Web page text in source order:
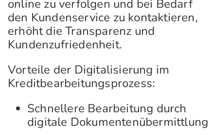
online zu verfolgen und bei Bedarf
den Kundenservice zu kontaktieren,
erhöht die Transparenz und
Kundenzufriedenheit.
Vorteile der Digitalisierung im
Kreditbearbeitungsprozess:
Schnellere Bearbeitung durch
digitale Dokumentenübermittlung